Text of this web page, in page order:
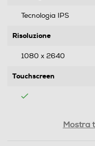
Tecnologia IPS
Risoluzione
1080 x 2640
Touchscreen
Mostra